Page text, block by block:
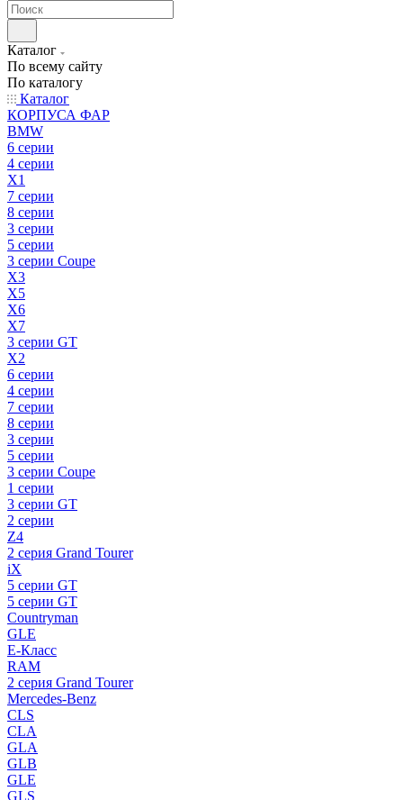
Каталог
По всему сайту
По каталогу
Каталог
КОРПУСА ФАР
BMW
6 серии
4 серии
X1
7 серии
8 серии
3 серии
5 серии
3 серии Coupe
X3
X5
X6
X7
3 серии GT
X2
6 серии
4 серии
7 серии
8 серии
3 серии
5 серии
3 серии Coupe
1 серии
3 серии GT
2 серии
Z4
2 серия Grand Tourer
iX
5 серии GT
5 серии GT
Countryman
GLE
E-Класс
RAM
2 серия Grand Tourer
Mercedes-Benz
CLS
CLA
GLA
GLB
GLE
GLS